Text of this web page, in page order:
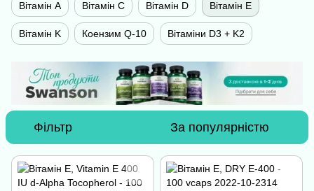
Вітамін А Вітамін C Вітамін D Вітамін E
Вітамін K Коензим Q-10 Вітаміни D3 + K2
Фільтр За популярністю